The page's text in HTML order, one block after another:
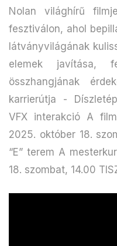
Nolan világhírű
fesztiválon, ahol
látványvilágának
elemek javítása,
összhangjának
karrierútja -
VFX interakció A
2025. október 18.
“E” terem A
18. szombat, 14.00